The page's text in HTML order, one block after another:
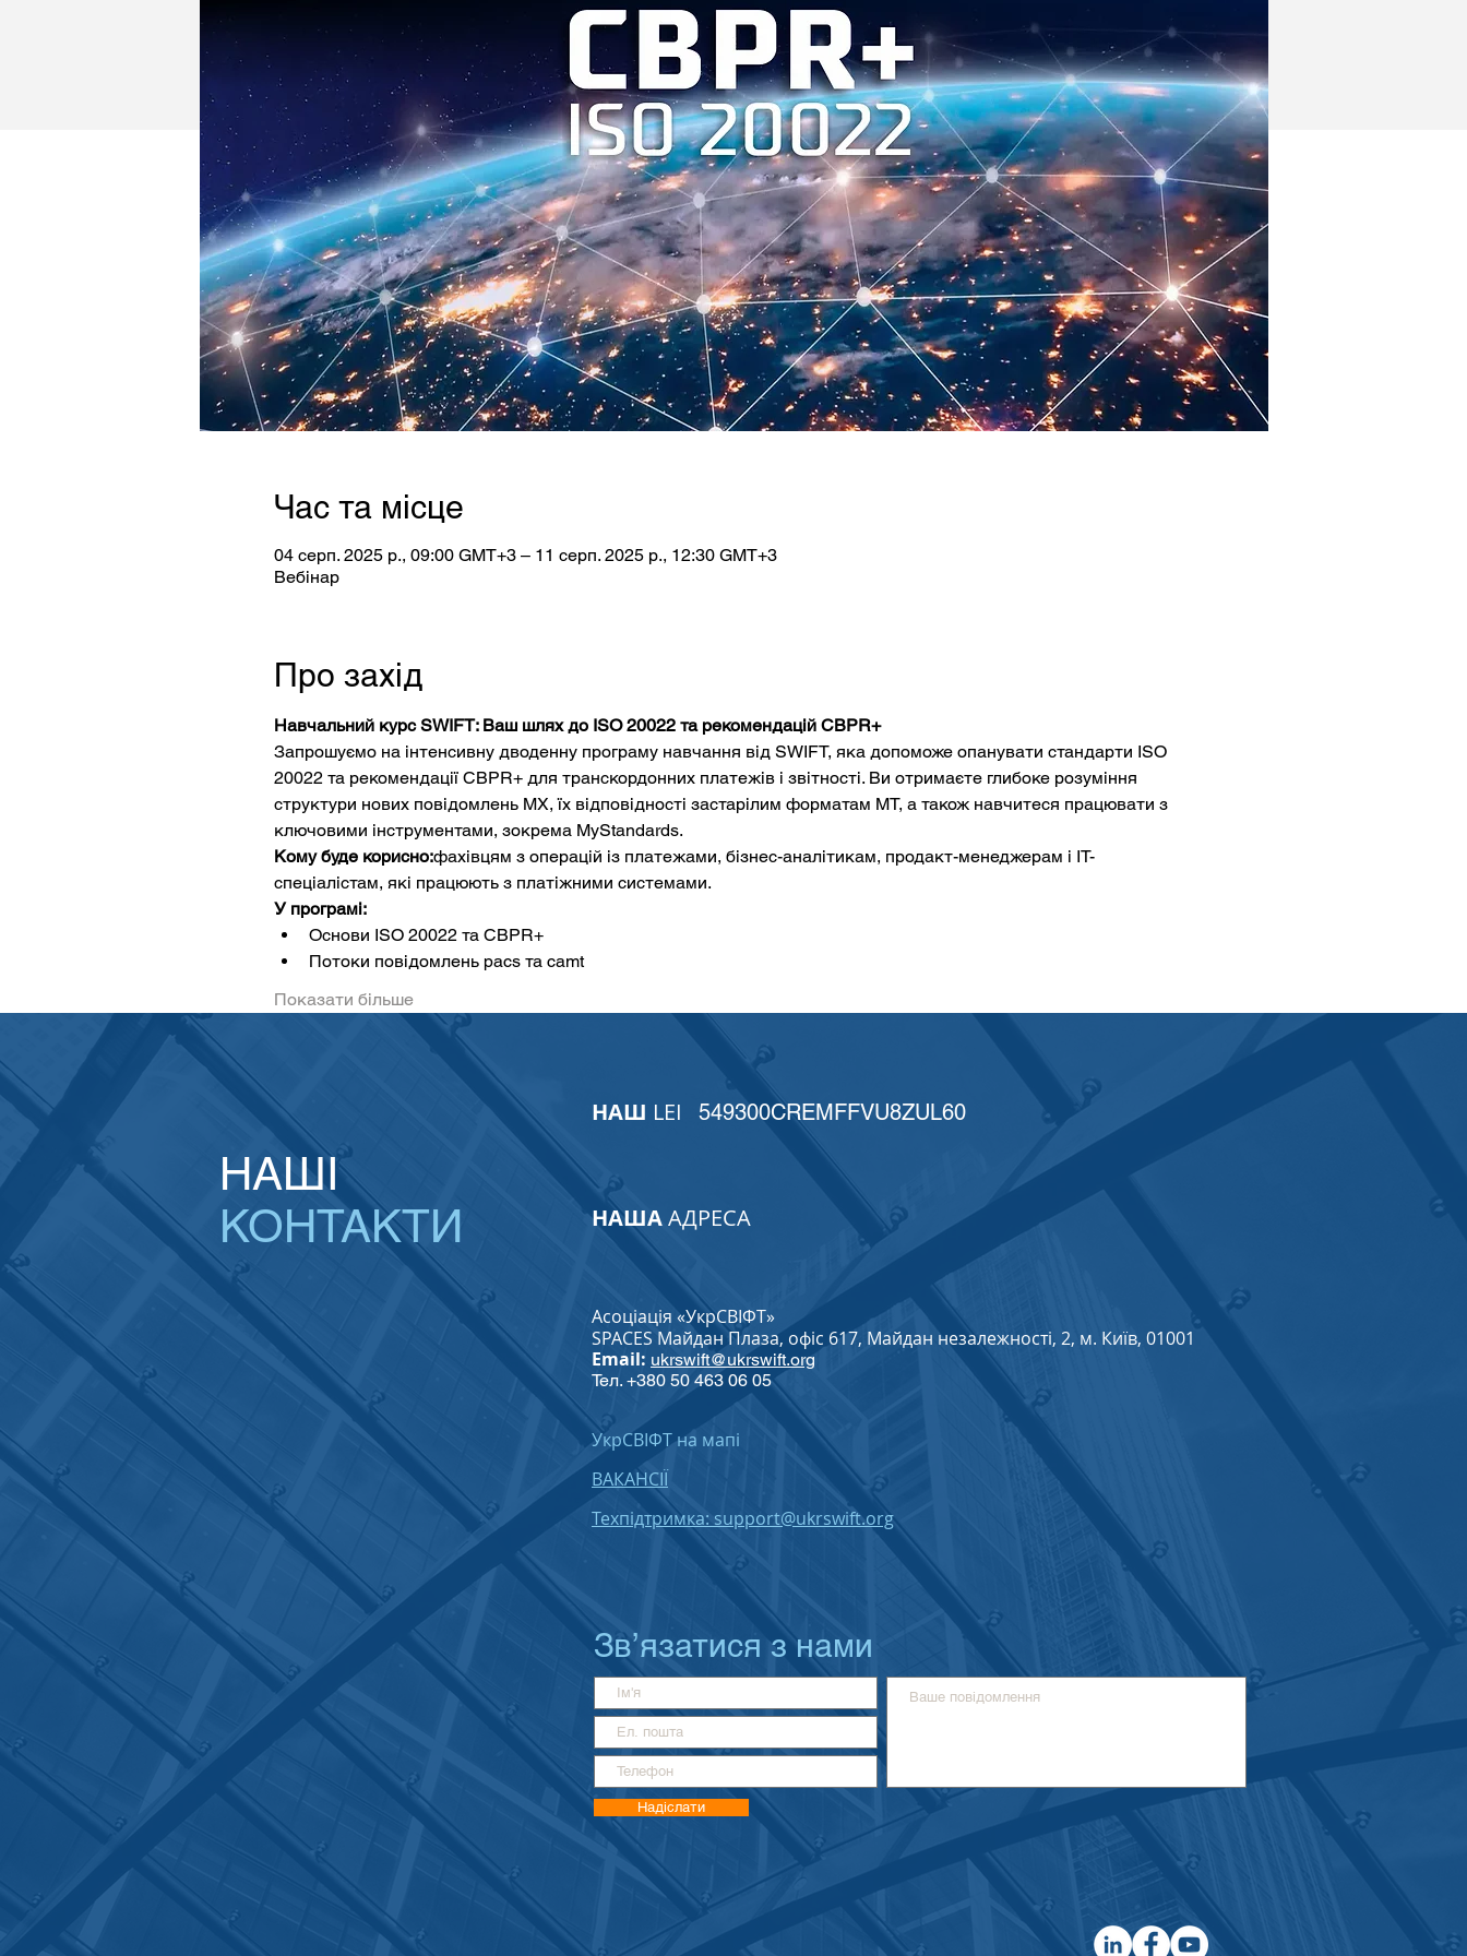
Час та місце
04 серп. 2025 р., 09:00 GMT+3 – 11 серп. 2025 р., 12:30 GMT+3
Вебінар
Про захід
Навчальний курс SWIFT: Ваш шлях до ISO 20022 та рекомендацій CBPR+
Запрошуємо на інтенсивну дводенну програму навчання від SWIFT, яка допоможе опанувати стандарти ISO
20022 та рекомендації CBPR+ для транскордонних платежів і звітності. Ви отримаєте глибоке розуміння
структури нових повідомлень MX, їх відповідності застарілим форматам MT, а також навчитеся працювати з
ключовими інструментами, зокрема MyStandards.
Кому буде корисно:фахівцям з операцій із платежами, бізнес-аналітикам, продакт-менеджерам і IT-
спеціалістам, які працюють з платіжними системами.
У програмі:
Основи ISO 20022 та CBPR+
Потоки повідомлень pacs та camt
Показати більше
НАШІ
КОНТАКТИ
НАШ LEI 549300CREMFFVU8ZUL60
НАШААДРЕСА
Асоціація «УкрСВІФТ»
SPACES Майдан Плаза, офіс 617, Майдан незалежності, 2, м. Київ, 01001
Email: ukrswift@ukrswift.org
Тел. +380 50 463 06 05
УкрСВІФТ на мапі
ВАКАНСІЇ
Техпідтримка: support@ukrswift.org
Зв’язатися з нами
Надіслати